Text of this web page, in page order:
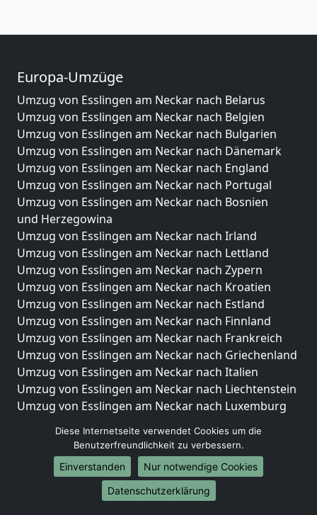
Europa-Umzüge
Umzug von Esslingen am Neckar nach Belarus
Umzug von Esslingen am Neckar nach Belgien
Umzug von Esslingen am Neckar nach Bulgarien
Umzug von Esslingen am Neckar nach Dänemark
Umzug von Esslingen am Neckar nach England
Umzug von Esslingen am Neckar nach Portugal
Umzug von Esslingen am Neckar nach Bosnien
und Herzegowina
Umzug von Esslingen am Neckar nach Irland
Umzug von Esslingen am Neckar nach Lettland
Umzug von Esslingen am Neckar nach Zypern
Umzug von Esslingen am Neckar nach Kroatien
Umzug von Esslingen am Neckar nach Estland
Umzug von Esslingen am Neckar nach Finnland
Umzug von Esslingen am Neckar nach Frankreich
Umzug von Esslingen am Neckar nach Griechenland
Umzug von Esslingen am Neckar nach Italien
Umzug von Esslingen am Neckar nach Liechtenstein
Umzug von Esslingen am Neckar nach Luxemburg
Umzug von Esslingen am Neckar nach Norwegen
Umzüge-Deutschlandweit
Umzug von Esslingen am Neckar nach Berlin
Diese Internetseite verwendet Cookies um die
Benutzerfreundlichkeit zu verbessern.
Einverstanden
Nur notwendige Cookies
Datenschutzerklärung